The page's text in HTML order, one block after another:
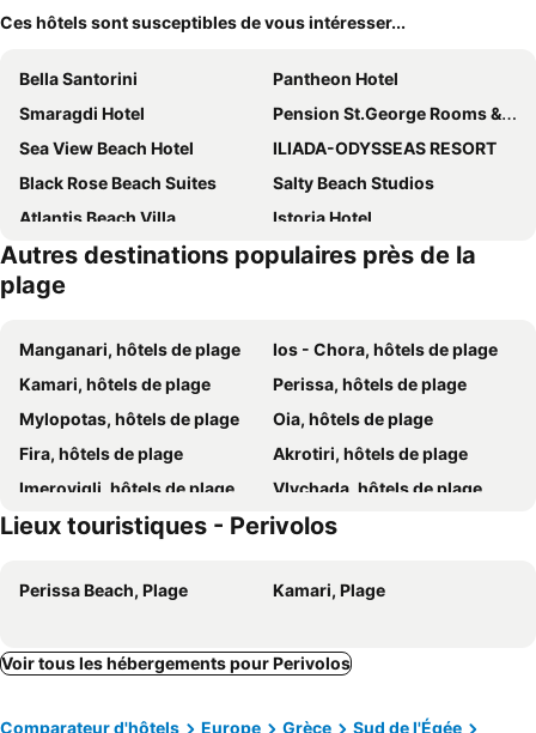
Ces hôtels sont susceptibles de vous intéresser...
Bella Santorini
Pantheon Hotel
Smaragdi Hotel
Pension St.George Rooms & Studios
Sea View Beach Hotel
ILIADA-ODYSSEAS RESORT
Black Rose Beach Suites
Salty Beach Studios
Atlantis Beach Villa
Istoria Hotel
Perissa Bay
Blue Diamond Bay Ex Happy Fish
Ostria Studios
Anastasia Princess Luxury Beach Residence, Adults Only
Petra Nera
Aqua Blue Hotel
Kouros Village Hotel - Adults Only
Villa Nefeli
Margarita
Sellada Beach
Black Sandy Beach
Blue Life Hotel
Hotel Rena
Hotel Porto Perissa
Meltemi Excelsior Suites
Privée Santorini
Evelina Pension
Philoxenia Hotel & Studios
Helios Beach Hotel
Autres destinations populaires près de la
plage
Manganari, hôtels de plage
Ios - Chora, hôtels de plage
Kamari, hôtels de plage
Perissa, hôtels de plage
Mylopotas, hôtels de plage
Oia, hôtels de plage
Fira, hôtels de plage
Akrotiri, hôtels de plage
Imerovigli, hôtels de plage
Vlychada, hôtels de plage
Karterados, hôtels de plage
Monolithos, hôtels de plage
Vourvoulos, hôtels de plage
Chora, hôtels de plage
Lieux touristiques - Perivolos
Perissa Beach, Plage Kamari, Plage
Voir tous les hébergements pour Perivolos
Comparateur d'hôtels Europe Grèce
Sud de l'Égée